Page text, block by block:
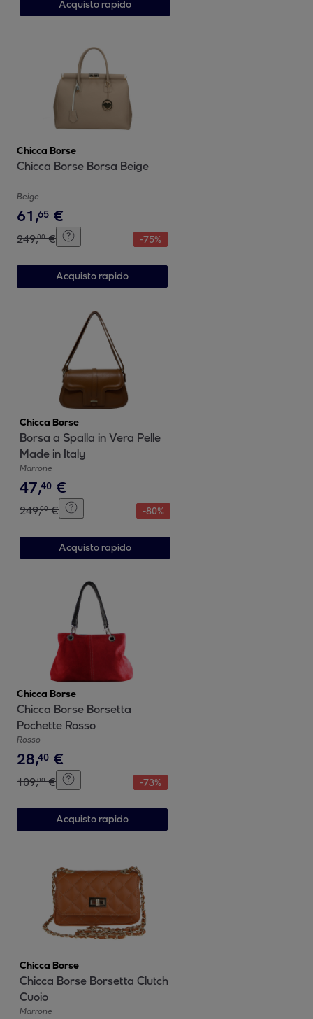
Acquisto rapido
Chicca Borse
Chicca Borse Borsa Beige
Beige
61,65 €
249,00 € -75%
Acquisto rapido
Chicca Borse
Borsa a Spalla in Vera Pelle
Made in Italy
Marrone
47,40 €
249,00 € -80%
Acquisto rapido
Chicca Borse
Chicca Borse Borsetta
Pochette Rosso
Rosso
28,40 €
109,00 € -73%
Acquisto rapido
Chicca Borse
Chicca Borse Borsetta Clutch
Cuoio
Marrone